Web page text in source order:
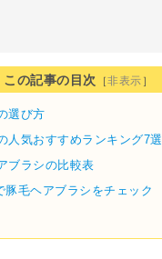
この記事の目次 ［非表示 ］
選び方
人気おすすめランキング7選
ブラシの比較表
豚毛ヘアブラシをチェック